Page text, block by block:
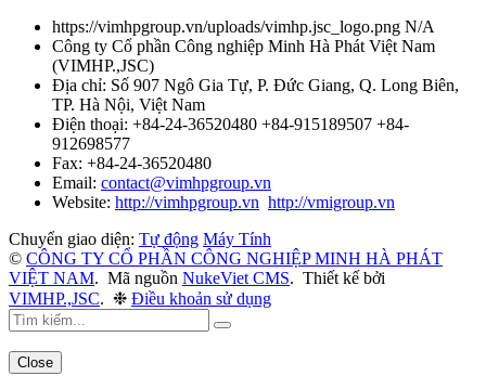
https://vimhpgroup.vn/uploads/vimhp.jsc_logo.png N/A
Công ty Cổ phần Công nghiệp Minh Hà Phát Việt Nam
(VIMHP.,JSC)
Địa chỉ: Số 907 Ngô Gia Tự, P. Đức Giang, Q. Long Biên,
TP. Hà Nội, Việt Nam
Điện thoại: +84-24-36520480 +84-915189507 +84-
912698577
Fax: +84-24-36520480
Email: contact@vimhpgroup.vn
Website: http://vimhpgroup.vn http://vmigroup.vn
Chuyển giao diện: Tự động Máy Tính
© CÔNG TY CỔ PHẦN CÔNG NGHIỆP MINH HÀ PHÁT
VIỆT NAM. Mã nguồn NukeViet CMS. Thiết kế bởi
VIMHP.,JSC. ❉ Điều khoản sử dụng
Close